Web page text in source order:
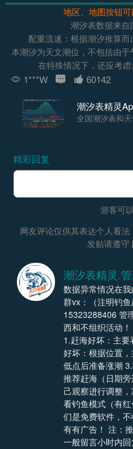
地区、地图按钮
潮汐表数据来
配重流速：根据潮汐推算而
本潮汐为天文潮位，不包括由
在特殊情况下，还应考虑
1***W 60142
潮汐表精灵
全国潮汐表和天
精彩回复
游客可
网友评论仅供其表达个人看
发贴请遵守
潮汐表精灵.
数据异常情况在
群vx：（注明钓
15323288406 管
西和不组织活动
1.赶海好坏：主
好坏：根据位置
低点后准备涨潮
推荐赶海（日期
己观察进行调整
看钓鱼模式（有
们是免费软件，
有有广告！ 注：
一般留言小时内回